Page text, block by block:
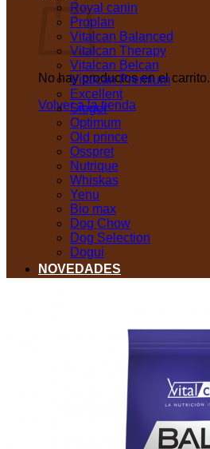
No hay productos en el carrito.
Volver a la tienda
Royal canin
Proplan
Vitalcan Balanced
Vitalcan Therapy
Vitalcan Belcan
Vitalcan Premium
Excellent
Sieger
Optimum
Old prince
Osspret
Nutrique
Whiskas
Yenu
Bio max
Dog Chow
Dog Selection
Dogui
NOVEDADES